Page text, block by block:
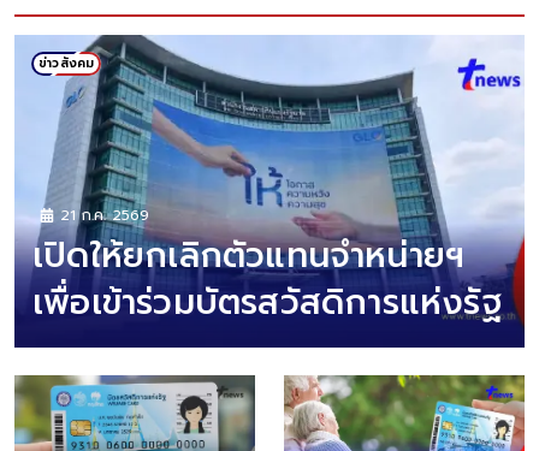
ข่าวสังคม
21 ก.ค. 2569
เปิดให้ยกเลิกตัวแทนจำหน่ายฯ
เพื่อเข้าร่วมบัตรสวัสดิการแห่งรัฐ